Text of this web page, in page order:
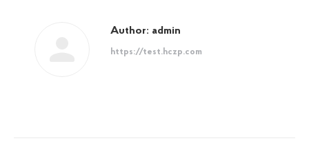
Author: admin
https://test.hczp.com